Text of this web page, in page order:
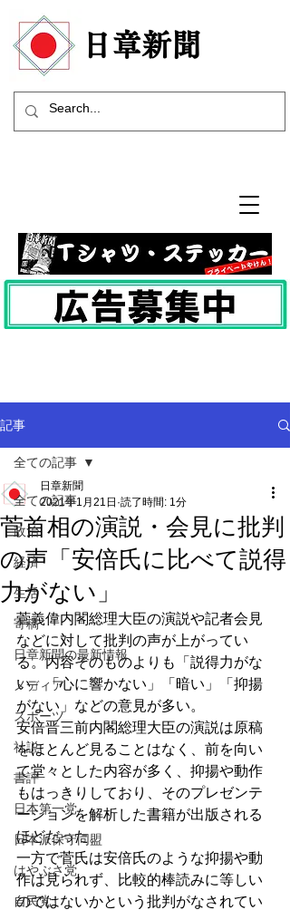
​日章新聞
記事
全ての記事
政治
経済
生活
寄稿
日章新聞の最新情報
メディア
スポーツ
社説
書評
日本第一党
日本派保守同盟
はやぶさ党
自民党
全ての記事
菅首相の演説・会見に批判
の声「安倍氏に比べて説得
力がない」
日章新聞
2021年1月21日 読了時間: 1分
菅義偉内閣総理大臣の演説や記者会見
などに対して批判の声が上がってい
る。内容そのものよりも「説得力がな
い」「心に響かない」「暗い」「抑揚
がない」などの意見が多い。
安倍晋三前内閣総理大臣の演説は原稿
をほとんど見ることはなく、前を向い
て堂々とした内容が多く、抑揚や動作
もはっきりしており、そのプレゼンテ
ーションを解析した書籍が出版される
ほどだった。
一方で菅氏は安倍氏のような抑揚や動
作は見られず、比較的棒読みに等しい
のではないかという批判がなされてい